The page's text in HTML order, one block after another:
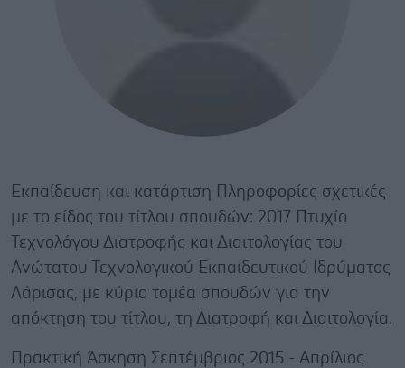
Εκπαίδευση και κατάρτιση Πληροφορίες σχετικές
με το είδος του τίτλου σπουδών: 2017 Πτυχίο
Τεχνολόγου Διατροφής και Διαιτολογίας του
Ανώτατου Τεχνολογικού Εκπαιδευτικού Ιδρύματος
Λάρισας, με κύριο τομέα σπουδών για την
απόκτηση του τίτλου, τη Διατροφή και Διαιτολογία.
Πρακτική Άσκηση Σεπτέμβριος 2015 - Απρίλιος